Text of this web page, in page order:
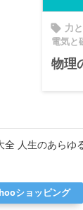
 力
電気と
物理
人生のあらゆ
ショッピング